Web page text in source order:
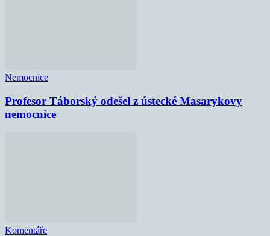
Nemocnice
Profesor Táborský odešel z ústecké Masarykovy
nemocnice
Komentáře